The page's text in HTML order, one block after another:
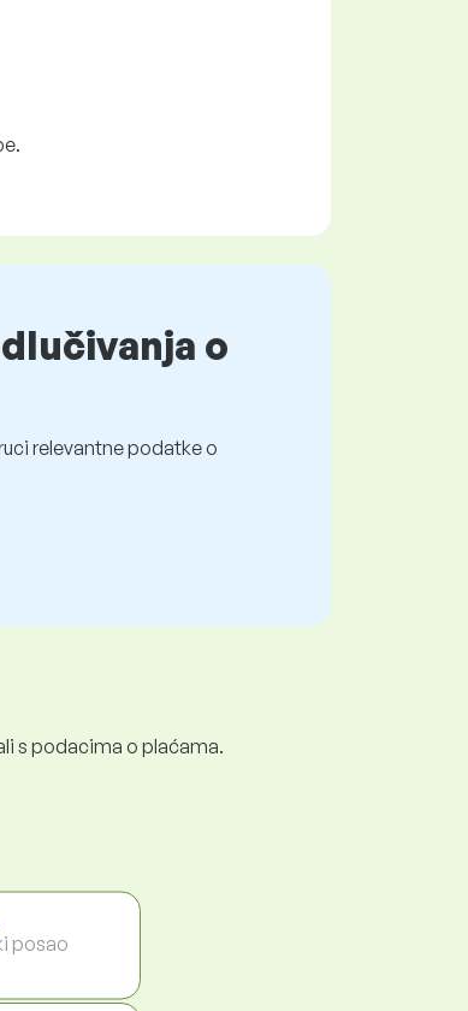
o
relevantne podatke o
s podacima o plaćama.
posao